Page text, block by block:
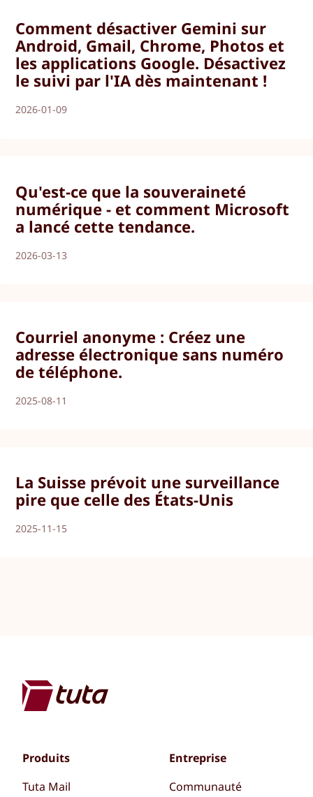
Comment désactiver Gemini sur
Android, Gmail, Chrome, Photos et
les applications Google. Désactivez
le suivi par l'IA dès maintenant !
2026-01-09
Qu'est-ce que la souveraineté
numérique - et comment Microsoft
a lancé cette tendance.
2026-03-13
Courriel anonyme : Créez une
adresse électronique sans numéro
de téléphone.
2025-08-11
La Suisse prévoit une surveillance
pire que celle des États-Unis
2025-11-15
Produits
Tuta Mail
Entreprise
Communauté